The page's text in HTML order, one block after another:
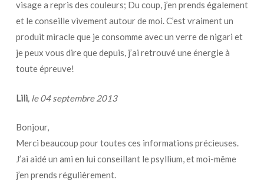
visage a repris des couleurs; Du coup, j’en prends également
et le conseille vivement autour de moi. C’est vraiment un
produit miracle que je consomme avec un verre de nigari et
je peux vous dire que depuis, j’ai retrouvé une énergie à
toute épreuve!
Lili, le 04 septembre 2013
Bonjour,
Merci beaucoup pour toutes ces informations précieuses.
J’ai aidé un ami en lui conseillant le psyllium, et moi-même
j’en prends régulièrement.